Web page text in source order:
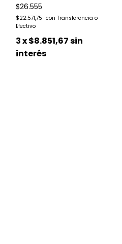
$26.555
$22.571,75
3x$8.851,67sin
interés